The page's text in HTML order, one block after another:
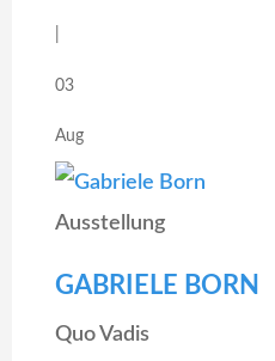
03
Aug
Ausstellung
GABRIELE BORN
Quo Vadis